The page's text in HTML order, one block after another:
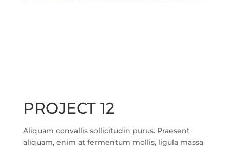
PROJECT 12
Aliquam convallis sollicitudin purus. Praesent
aliquam, enim at fermentum mollis, ligula massa